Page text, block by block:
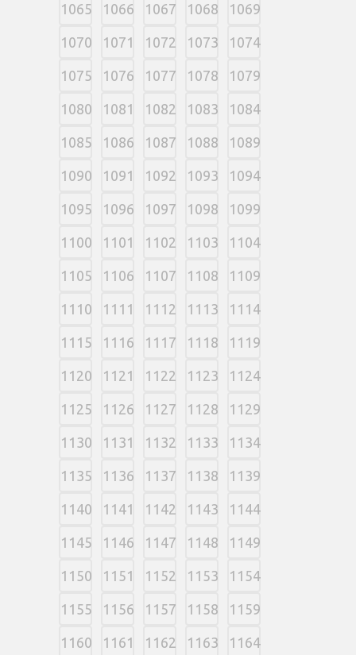
1065 1066 1067 1068 1069
1070 1071 1072 1073 1074
1075 1076 1077 1078 1079
1080 1081 1082 1083 1084
1085 1086 1087 1088 1089
1090 1091 1092 1093 1094
1095 1096 1097 1098 1099
1100 1101 1102 1103 1104
1105 1106 1107 1108 1109
1110 1111 1112 1113 1114
1115 1116 1117 1118 1119
1120 1121 1122 1123 1124
1125 1126 1127 1128 1129
1130 1131 1132 1133 1134
1135 1136 1137 1138 1139
1140 1141 1142 1143 1144
1145 1146 1147 1148 1149
1150 1151 1152 1153 1154
1155 1156 1157 1158 1159
1160 1161 1162 1163 1164